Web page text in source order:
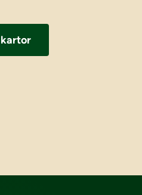
kartor